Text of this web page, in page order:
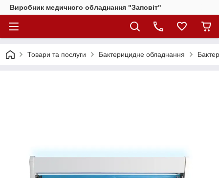
Виробник медичного обладнання "Заповіт"
Товари та послуги Бактерицидне обладнання